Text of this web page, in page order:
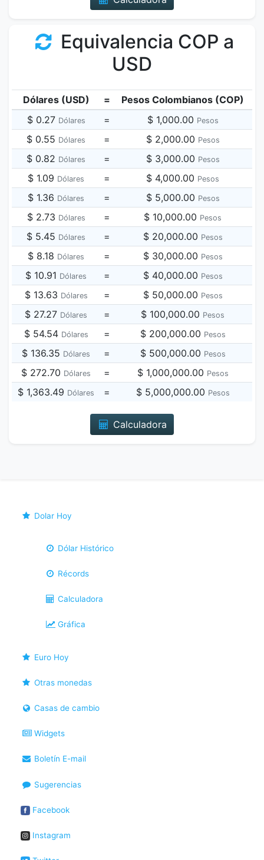
Equivalencia COP a
USD
Dólares (USD) =
Pesos Colombianos (COP)
$ 0.27 Dólares = $ 1,000.00 Pesos
$ 0.55 Dólares = $ 2,000.00 Pesos
$ 0.82 Dólares = $ 3,000.00 Pesos
$ 1.09 Dólares = $ 4,000.00 Pesos
$ 1.36 Dólares = $ 5,000.00 Pesos
$ 2.73 Dólares = $ 10,000.00 Pesos
$ 5.45 Dólares = $ 20,000.00 Pesos
$ 8.18 Dólares = $ 30,000.00 Pesos
$ 10.91 Dólares = $ 40,000.00 Pesos
$ 13.63 Dólares = $ 50,000.00 Pesos
$ 27.27 Dólares = $ 100,000.00 Pesos
$ 54.54 Dólares = $ 200,000.00 Pesos
$ 136.35 Dólares = $ 500,000.00 Pesos
$ 272.70 Dólares = $ 1,000,000.00 Pesos
$ 1,363.49 Dólares = $ 5,000,000.00 Pesos
Calculadora
Dolar Hoy
Dólar Histórico
Récords
Calculadora
Gráfica
Euro Hoy
Otras monedas
Casas de cambio
Widgets
Boletín E-mail
Sugerencias
Facebook
Instagram